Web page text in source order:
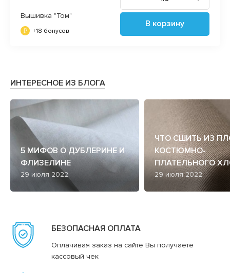
Вышивка "Том"
+18 бонусов
В корзину
ИНТЕРЕСНОЕ ИЗ БЛОГА
5 МИФОВ О ДУБЛЕРИНЕ И
ФЛИЗЕЛИНЕ
29 июля 2022
ЧТО СШИТЬ ИЗ
КОСТЮМНО-
ПЛАТЕЛЬНОГО
29 июля 2022
БЕЗОПАСНАЯ ОПЛАТА
Оплачивая заказ на сайте Вы получаете
кассовый чек